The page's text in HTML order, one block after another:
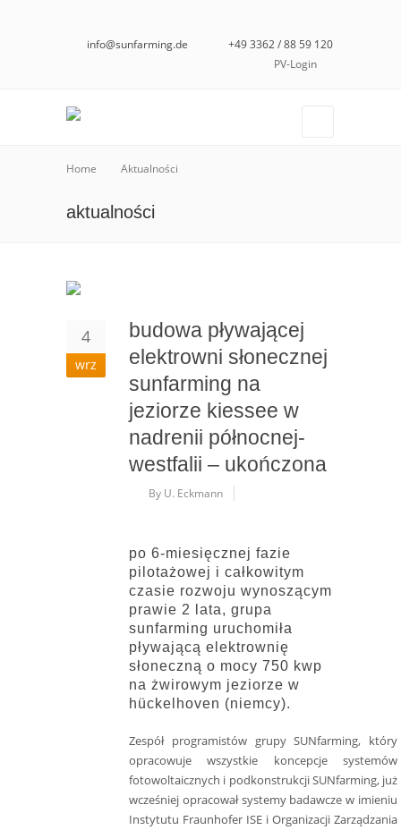
info@sunfarming.de
+49 3362 / 88 59 120
PV-Login
Home Aktualności
aktualności
4
wrz
budowa pływającej
elektrowni słonecznej
sunfarming na
jeziorze kiessee w
nadrenii północnej-
westfalii – ukończona
By U. Eckmann
po 6-miesięcznej fazie
pilotażowej i całkowitym
czasie rozwoju wynoszącym
prawie 2 lata, grupa
sunfarming uruchomiła
pływającą elektrownię
słoneczną o mocy 750 kwp
na żwirowym jeziorze w
hückelhoven (niemcy).
Zespół programistów grupy SUNfarming, który
opracowuje wszystkie koncepcje systemów
fotowoltaicznych i podkonstrukcji SUNfarming, już
wcześniej opracował systemy badawcze w imieniu
Instytutu Fraunhofer ISE i Organizacji Zarządzania